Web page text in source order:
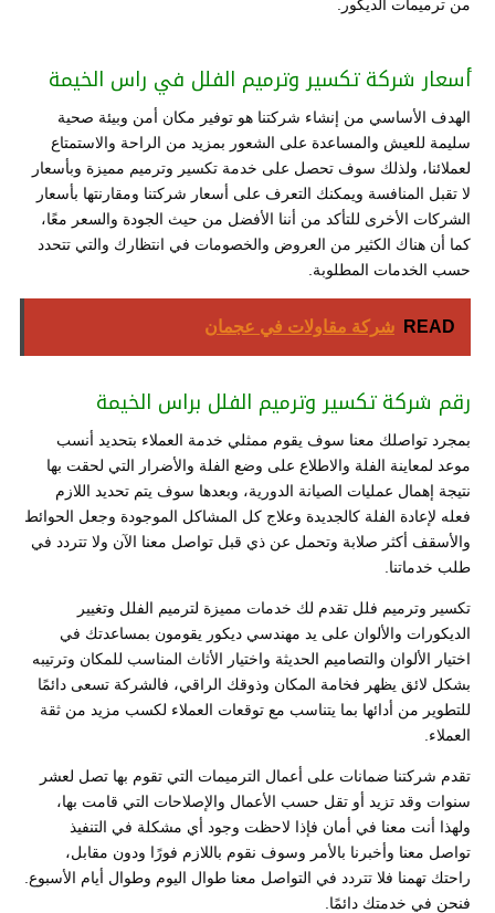
من ترميمات الديكور.
أسعار شركة تكسير وترميم الفلل في راس الخيمة
الهدف الأساسي من إنشاء شركتنا هو توفير مكان أمن وبيئة صحية
سليمة للعيش والمساعدة على الشعور بمزيد من الراحة والاستمتاع
لعملائنا، ولذلك سوف تحصل على خدمة تكسير وترميم مميزة وبأسعار
لا تقبل المنافسة ويمكنك التعرف على أسعار شركتنا ومقارنتها بأسعار
الشركات الأخرى للتأكد من أننا الأفضل من حيث الجودة والسعر معًا،
كما أن هناك الكثير من العروض والخصومات في انتظارك والتي تتحدد
حسب الخدمات المطلوبة.
READ شركة مقاولات في عجمان
رقم شركة تكسير وترميم الفلل براس الخيمة
بمجرد تواصلك معنا سوف يقوم ممثلي خدمة العملاء بتحديد أنسب
موعد لمعاينة الفلة والاطلاع على وضع الفلة والأضرار التي لحقت بها
نتيجة إهمال عمليات الصيانة الدورية، وبعدها سوف يتم تحديد اللازم
فعله لإعادة الفلة كالجديدة وعلاج كل المشاكل الموجودة وجعل الحوائط
والأسقف أكثر صلابة وتحمل عن ذي قبل تواصل معنا الآن ولا تتردد في
طلب خدماتنا.
تكسير وترميم فلل تقدم لك خدمات مميزة لترميم الفلل وتغيير
الديكورات والألوان على يد مهندسي ديكور يقومون بمساعدتك في
اختيار الألوان والتصاميم الحديثة واختيار الأثاث المناسب للمكان وترتيبه
بشكل لائق يظهر فخامة المكان وذوقك الراقي، فالشركة تسعى دائمًا
للتطوير من أدائها بما يتناسب مع توقعات العملاء لكسب مزيد من ثقة
العملاء.
تقدم شركتنا ضمانات على أعمال الترميمات التي تقوم بها تصل لعشر
سنوات وقد تزيد أو تقل حسب الأعمال والإصلاحات التي قامت بها،
ولهذا أنت معنا في أمان فإذا لاحظت وجود أي مشكلة في التنفيذ
تواصل معنا وأخبرنا بالأمر وسوف نقوم باللازم فورًا ودون مقابل،
راحتك تهمنا فلا تتردد في التواصل معنا طوال اليوم وطوال أيام الأسبوع.
فنحن في خدمتك دائمًا.